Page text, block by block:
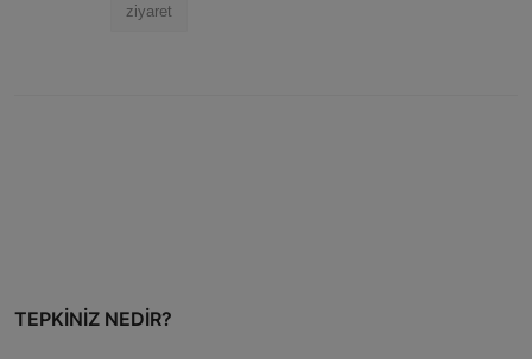
ziyaret
TEPKINIZ NEDIR?